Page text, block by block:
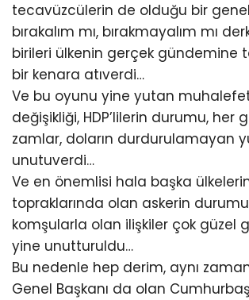
tecavüzcülerin de olduğu bir
bırakalım mı, bırakmayalım mı
birileri ülkenin gerçek gündemine
bir kenara atıverdi…
Ve bu oyunu yine yutan
değişikliği, HDP’lilerin durumu, her
zamlar, doların durdurulamayan
unutuverdi…
Ve en önemlisi hala başka
topraklarında olan askerin
komşularla olan ilişkiler çok güzel
yine unutturuldu…
Bu nedenle hep derim, aynı
Genel Başkanı da olan